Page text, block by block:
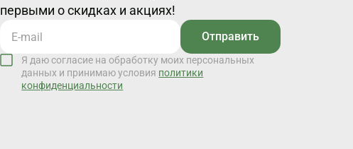
первыми о скидках и акциях!
Отправить
Я даю согласие на обработку моих персональных
данных и принимаю условия политики
конфиденциальности